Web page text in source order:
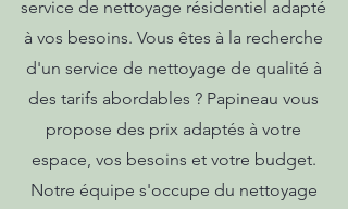
service de nettoyage résidentiel adapté
à vos besoins. Vous êtes à la recherche
d'un service de nettoyage de qualité à
des tarifs abordables ? Papineau vous
propose des prix adaptés à votre
espace, vos besoins et votre budget.
Notre équipe s'occupe du nettoyage